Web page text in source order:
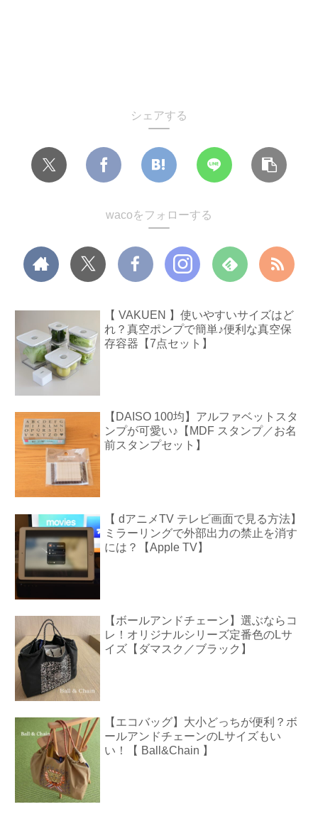
シェアする
wacoをフォローする
【 VAKUEN 】使いやすいサイズはど
れ？真空ポンプで簡単♪便利な真空保
存容器【7点セット】
【DAISO 100均】アルファベットスタ
ンプが可愛い♪【MDF スタンプ／お名
前スタンプセット】
【 dアニメTV テレビ画面で見る方法】
ミラーリングで外部出力の禁止を消す
には？【Apple TV】
【ボールアンドチェーン】選ぶならコ
レ！オリジナルシリーズ定番色のLサ
イズ【ダマスク／ブラック】
【エコバッグ】大小どっちが便利？ボ
ールアンドチェーンのLサイズもい
い！【 Ball&Chain 】